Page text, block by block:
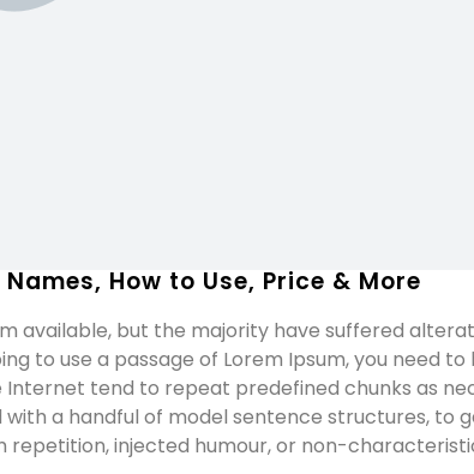
How to Use, Price & More
available, but the majority have suffered
to use a passage of Lorem Ipsum, you need
tend to repeat predefined chunks as
a handful of model sentence structures, to
injected humour, or non-